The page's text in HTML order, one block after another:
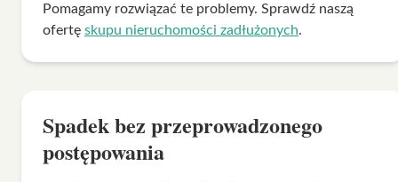
Pomagamy rozwiązać te problemy. Sprawdź naszą
ofertę skupu nieruchomości zadłużonych.
Spadek bez przeprowadzonego
postępowania